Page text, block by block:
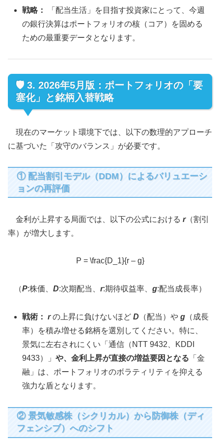
戦略：
「配当生活」を目指す投資家にとって、今週
の銀行決算はポートフォリオの核（コア）を固める
ための最重要データとなります。
🛡️ 3. 2026年5月版：ポートフォリオの「要
塞化」と銘柄入替戦略
現在のマーケット環境下では、以下の数理的アプローチ
に基づいた「攻守のバランス」が必要です。
① 配当割引モデル（DDM）によるバリュエーシ
ョンの再評価
金利が上昇する局面では、以下の公式における r（割引
率）が増大します。
P = \frac{D_1}{r – g}
（P:株価、 D:次期配当、 r:期待収益率、 g:配当成長率）
戦術： rの上昇に負けないほどD （配当）やg （成長
率）を積み増せる銘柄を選別してください。特に、
景気に左右されにくい「通信（NTT 9432、KDDI
9433）」や、金利上昇が直接の増益要因となる 「金
融」は、ポートフォリオのボラティリティを抑える
強力な盾となります。
② 景気敏感株（シクリカル）から防御株（ディ
フェンシブ）へのシフト